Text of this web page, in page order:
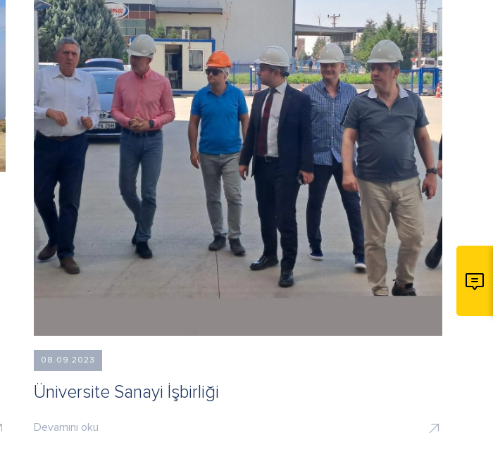
08.09.2023
Üniversite Sanayi İşbirliği
Devamını oku